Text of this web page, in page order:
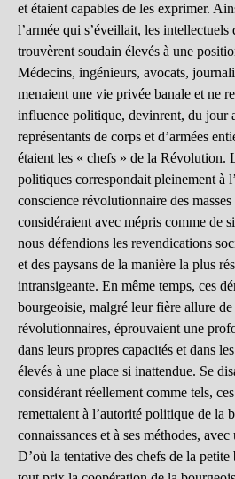
et étaient capables de les exprimer.
l’armée qui s’éveillait, les
trouvèrent soudain élevés à une
Médecins, ingénieurs, avocats,
menaient une vie privée banale et ne
influence politique, devinrent, du jour
représentants de corps et d’armées
étaient les « chefs » de la Révolution.
politiques correspondait pleinement à
conscience révolutionnaire des
considéraient avec mépris comme de
nous défendions les revendications
et des paysans de la manière la plus
intransigeante. En même temps, ces
bourgeoisie, malgré leur fière allure de
révolutionnaires, éprouvaient une
dans leurs propres capacités et dans
élevés à une place si inattendue. Se
considérant réellement comme tels,
remettaient à l’autorité politique de la
connaissances et à ses méthodes,
D’où la tentative des chefs de la petite